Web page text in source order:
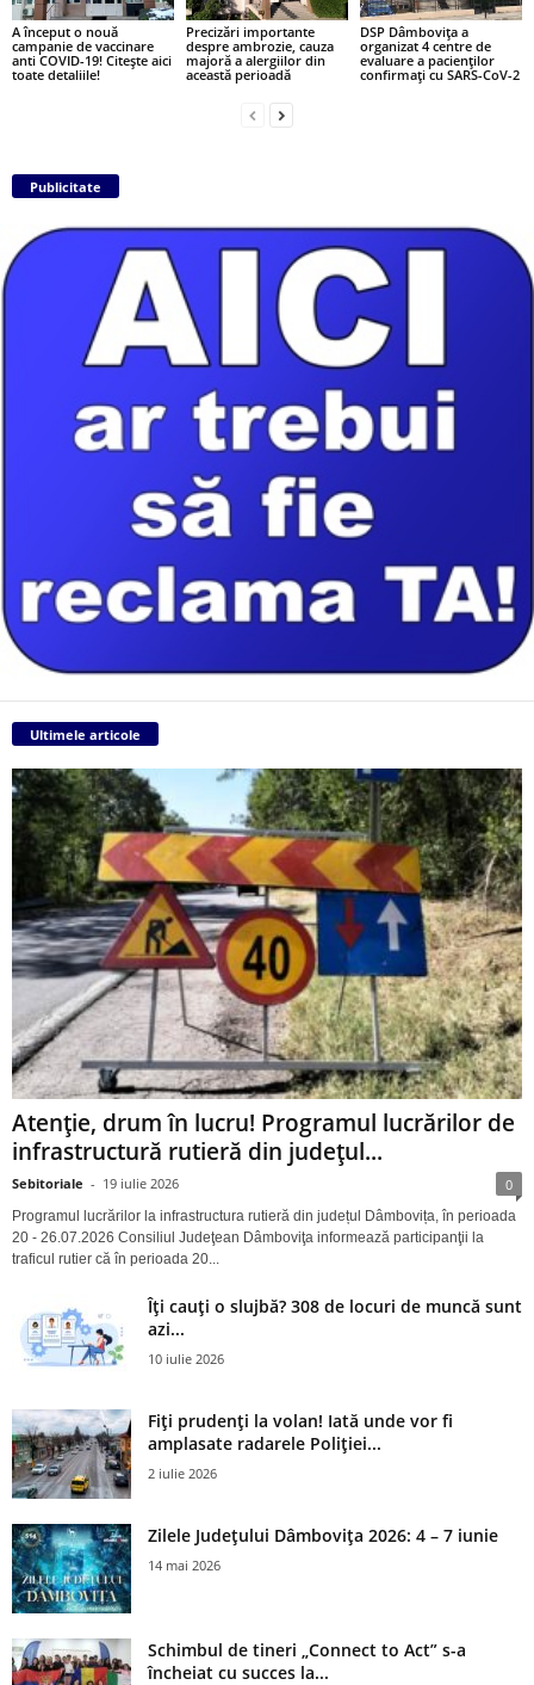
A început o nouă
campanie de vaccinare
anti COVID-19! Citește aici
toate detaliile!
Precizări importante
despre ambrozie, cauza
majoră a alergiilor din
această perioadă
DSP Dâmbovița a
organizat 4 centre de
evaluare a pacienților
confirmați cu SARS-CoV-2
Publicitate
Ultimele articole
Atenție, drum în lucru! Programul lucrărilor de
infrastructură rutieră din județul...
Sebitoriale - 19 iulie 2026 0
Programul lucrărilor la infrastructura rutieră din județul Dâmbovița, în perioada
20 - 26.07.2026 Consiliul Judeţean Dâmboviţa informează participanţii la
traficul rutier că în perioada 20...
Îți cauți o slujbă? 308 de locuri de muncă sunt
azi...
10 iulie 2026
Fiți prudenți la volan! Iată unde vor fi
amplasate radarele Poliției...
2 iulie 2026
Zilele Județului Dâmbovița 2026: 4 – 7 iunie
14 mai 2026
Schimbul de tineri „Connect to Act” s-a
încheiat cu succes la...